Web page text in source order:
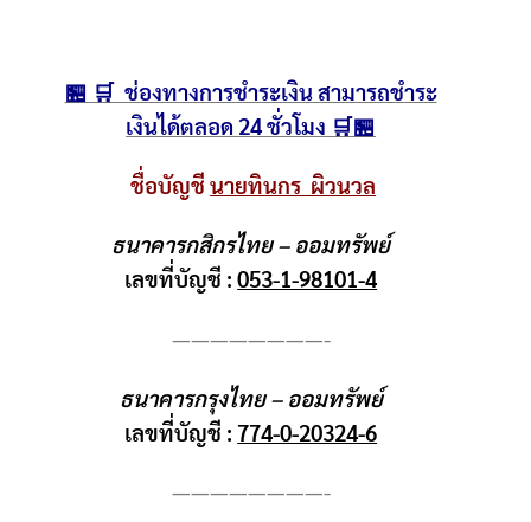
🏪 🛒 ช่องทางการชำระเงิน สามารถชำระ
เงินได้ตลอด 24 ชั่วโมง 🛒🏪
ชื่อบัญชีนายทินกร ผิวนวล
ธนาคารกสิกรไทย – ออมทรัพย์
เลขที่บัญชี :053-1-98101-4
————————-
ธนาคารกรุงไทย – ออมทรัพย์
เลขที่บัญชี :774-0-20324-6
————————-